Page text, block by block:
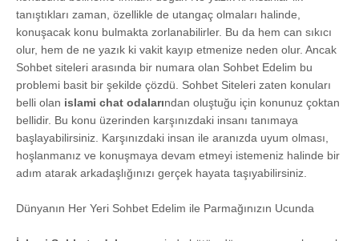
tanıştıkları zaman, özellikle de utangaç olmaları halinde,
konuşacak konu bulmakta zorlanabilirler. Bu da hem can sıkıcı
olur, hem de ne yazık ki vakit kayıp etmenize neden olur. Ancak
Sohbet siteleri arasında bir numara olan Sohbet Edelim bu
problemi basit bir şekilde çözdü. Sohbet Siteleri zaten konuları
belli olan islami chat odalarından oluştuğu için konunuz çoktan
bellidir. Bu konu üzerinden karşınızdaki insanı tanımaya
başlayabilirsiniz. Karşınızdaki insan ile aranızda uyum olması,
hoşlanmanız ve konuşmaya devam etmeyi istemeniz halinde bir
adım atarak arkadaşlığınızı gerçek hayata taşıyabilirsiniz.
Dünyanın Her Yeri Sohbet Edelim ile Parmağınızın Ucunda